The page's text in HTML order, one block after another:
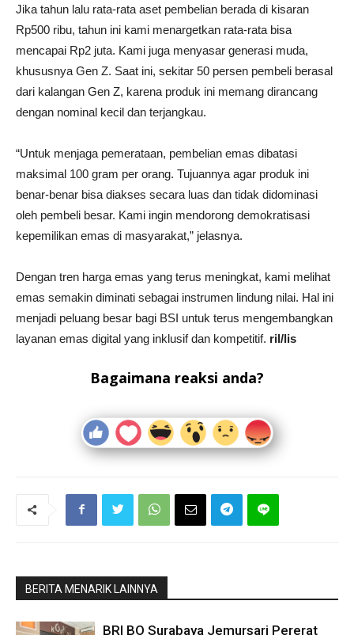
Jika tahun lalu rata-rata aset pembelian berada di kisaran
Rp500 ribu, tahun ini kami menargetkan rata-rata bisa
mencapai Rp2 juta. Kami juga menyasar generasi muda,
khususnya Gen Z. Saat ini, sekitar 50 persen pembeli berasal
dari kalangan Gen Z, karena produk ini memang dirancang
dengan nominal kecil dan terjangkau.
“Untuk menjaga pemerataan, pembelian emas dibatasi
maksimal 100 gram per orang. Tujuannya agar produk ini
benar-benar bisa diakses secara luas dan tidak didominasi
oleh pembeli besar. Kami ingin mendorong demokratisasi
kepemilikan emas di masyarakat,” jelasnya.
Dengan tren harga emas yang terus meningkat, kami melihat
emas semakin diminati sebagai instrumen lindung nilai. Hal ini
menjadi peluang besar bagi BSI untuk terus mengembangkan
layanan emas digital yang inklusif dan kompetitif. ril/lis
Bagaimana reaksi anda?
BERITA MENARIK LAINNYA
BRI BO Surabaya Jemursari Pererat